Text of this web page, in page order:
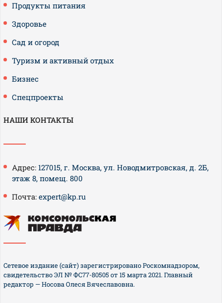
Продукты питания
Здоровье
Сад и огород
Туризм и активный отдых
Бизнес
Спецпроекты
НАШИ КОНТАКТЫ
Адрес: 127015, г. Москва, ул. Новодмитровская, д. 2Б,
этаж 8, помещ. 800
Почта: expert@kp.ru
Сетевое издание (сайт) зарегистрировано Роскомнадзором,
свидетельство ЭЛ № ФС77-80505 от 15 марта 2021. Главный
редактор — Носова Олеся Вячеславовна.